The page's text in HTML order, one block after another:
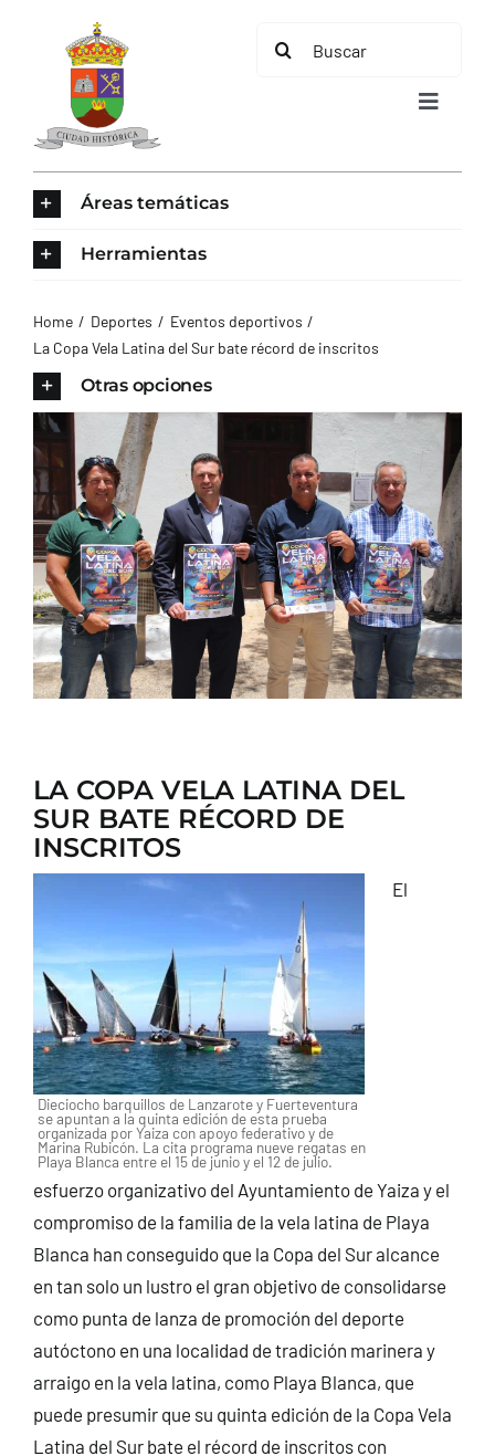
contenido
Buscar:
Toggle
AYUNTAMIENTO
TURISMO
CONTACTO
Áreas temáticas
Herramientas
Home Deportes
Eventos deportivos
La Copa Vela Latina del Sur bate récord de inscritos
Otras opciones
LA COPA VELA LATINA DEL
SUR BATE RÉCORD DE
INSCRITOS
Dieciocho barquillos de Lanzarote y Fuerteventura
se apuntan a la quinta edición de esta prueba
organizada por Yaiza con apoyo federativo y de
Marina Rubicón. La cita programa nueve regatas en
Playa Blanca entre el 15 de junio y el 12 de julio.
El
esfuerzo organizativo del Ayuntamiento de Yaiza y el
compromiso de la familia de la vela latina de Playa
Blanca han conseguido que la Copa del Sur alcance
en tan solo un lustro el gran objetivo de consolidarse
como punta de lanza de promoción del deporte
autóctono en una localidad de tradición marinera y
arraigo en la vela latina, como Playa Blanca, que
puede presumir que su quinta edición de la Copa Vela
Latina del Sur bate el récord de inscritos con